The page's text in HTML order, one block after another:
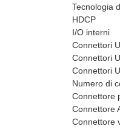
Tecnologia
HDCP
I/O interni
Connettori
Connettori
Connettori
Numero di
Connettore
Connettore
Connettore